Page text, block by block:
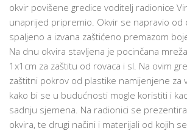
okvir povišene gredice voditelj radionice
unaprijed pripremio. Okvir se napravio od
spaljeno a izvana zaštićeno premazom
Na dnu okvira stavljena je pocinčana
1x1cm za zaštitu od rovaca i sl. Na ovim
zaštitni pokrov od plastike namijenjene za
kako bi se u budućnosti mogle koristiti i
sadnju sjemena. Na radionici se
okvira, te drugi načini i materijali od kojih